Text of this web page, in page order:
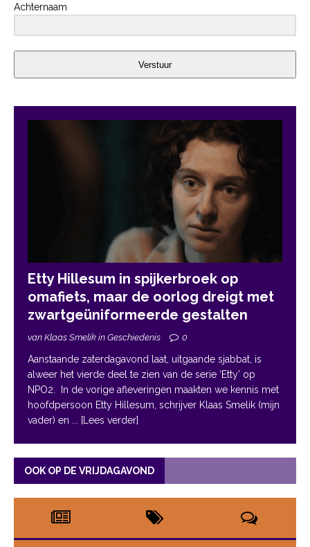
Achternaam
Verstuur
Etty Hillesum in spijkerbroek op
omafiets, maar de oorlog dreigt met
zwartgeüniformeerde gestalten
van Klaas Smelik in Geschiedenis 0
Aanstaande zaterdagavond laat, uitgaande sjabbat, is
alweer het vierde deel te zien van de serie ‘Etty’ op
NPO2. In de vorige afleveringen maakten we kennis met
hoofdpersoon Etty Hillesum, schrijver Klaas Smelik (mijn
vader) en
... [Lees verder]
OOK OP DE VRIJDAGAVOND